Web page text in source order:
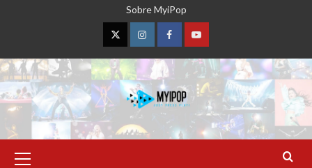
Sobre MyiPop
TwitterInstagramFacebookYouTube
primario